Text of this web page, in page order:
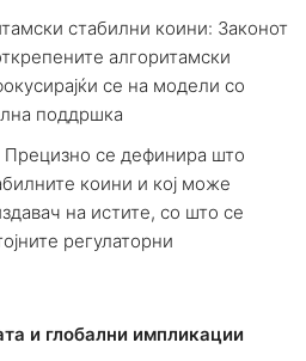
стабилни коини: Законот
алгоритамски
се на модели со
поддршка
се дефинира што
коини и кој може
на истите, со што се
регулаторни
и глобални импликации